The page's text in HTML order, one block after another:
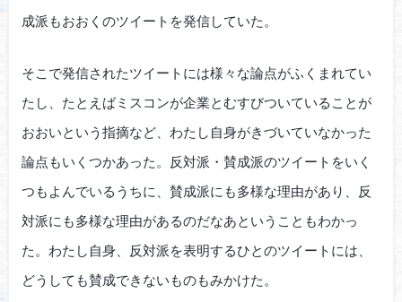
成派もおおくのツイートを発信していた。
そこで発信されたツイートには様々な論点がふくまれてい
たし、たとえばミスコンが企業とむすびついていることが
おおいという指摘など、わたし自身がきづいていなかった
論点もいくつかあった。反対派・賛成派のツイートをいく
つもよんでいるうちに、賛成派にも多様な理由があり、反
対派にも多様な理由があるのだなあということもわかっ
た。わたし自身、反対派を表明するひとのツイートには、
どうしても賛成できないものもみかけた。